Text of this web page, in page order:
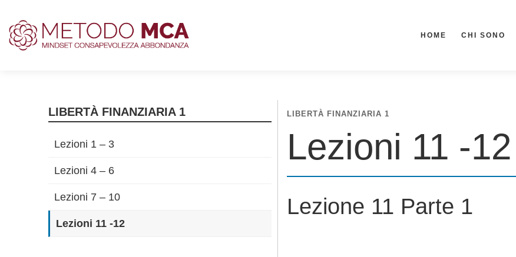
HOME CHI SONO
LIBERTÀ FINANZIARIA 1
Lezioni 11 -12
Lezione 11 Parte 1
LIBERTÀ FINANZIARIA 1
Lezioni 1 – 3
Lezioni 4 – 6
Lezioni 7 – 10
Lezioni 11 -12